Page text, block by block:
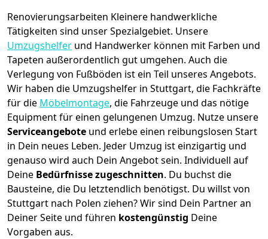
Renovierungsarbeiten Kleinere handwerkliche
Tätigkeiten sind unser Spezialgebiet. Unsere
Umzugshelfer und Handwerker können mit Farben und
Tapeten außerordentlich gut umgehen. Auch die
Verlegung von Fußböden ist ein Teil unseres Angebots.
Wir haben die Umzugshelfer in Stuttgart, die Fachkräfte
für die Möbelmontage, die Fahrzeuge und das nötige
Equipment für einen gelungenen Umzug. Nutze unsere
Serviceangebote und erlebe einen reibungslosen Start
in Dein neues Leben. Jeder Umzug ist einzigartig und
genauso wird auch Dein Angebot sein. Individuell auf
Deine Bedürfnisse zugeschnitten. Du buchst die
Bausteine, die Du letztendlich benötigst. Du willst von
Stuttgart nach Polen ziehen? Wir sind Dein Partner an
Deiner Seite und führen kostengünstig Deine
Vorgaben aus.